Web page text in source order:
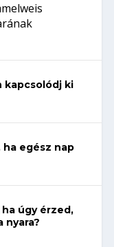
kapcsolódj ki
egész nap
ha úgy érzed,
nyara?